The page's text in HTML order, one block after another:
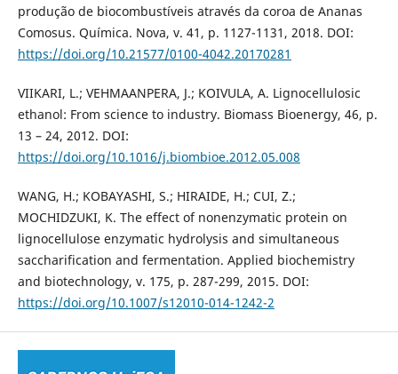
produção de biocombustíveis através da coroa de Ananas
Comosus. Química. Nova, v. 41, p. 1127-1131, 2018. DOI:
https://doi.org/10.21577/0100-4042.20170281
VIIKARI, L.; VEHMAANPERA, J.; KOIVULA, A. Lignocellulosic
ethanol: From science to industry. Biomass Bioenergy, 46, p.
13 – 24, 2012. DOI:
https://doi.org/10.1016/j.biombioe.2012.05.008
WANG, H.; KOBAYASHI, S.; HIRAIDE, H.; CUI, Z.;
MOCHIDZUKI, K. The effect of nonenzymatic protein on
lignocellulose enzymatic hydrolysis and simultaneous
saccharification and fermentation. Applied biochemistry
and biotechnology, v. 175, p. 287-299, 2015. DOI:
https://doi.org/10.1007/s12010-014-1242-2